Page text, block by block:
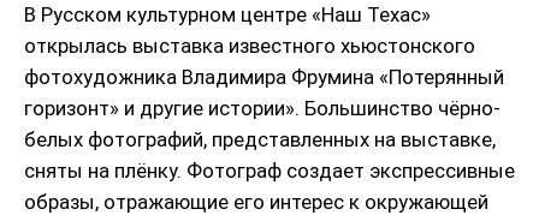
В Русском культурном центре «Наш Техас»
открылась выставка известного хьюстонского
фотохудожника Владимира Фрумина «Потерянный
горизонт» и другие истории». Большинство чёрно-
белых фотографий, представленных на выставке,
сняты на плёнку. Фотограф создает экспрессивные
образы, отражающие его интерес к окружающей